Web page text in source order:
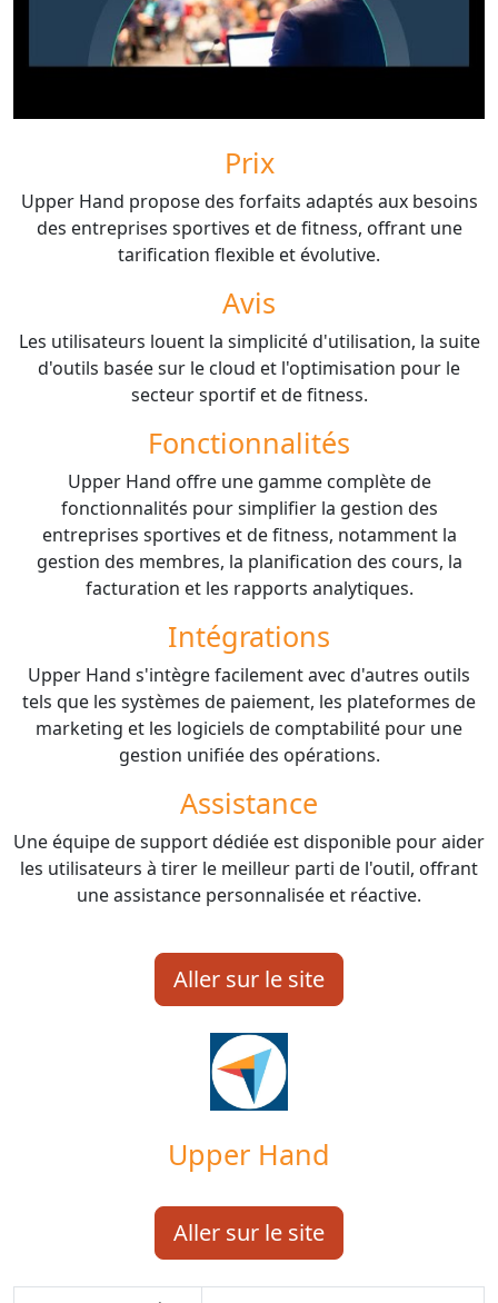
Prix
Upper Hand propose des forfaits adaptés aux besoins
des entreprises sportives et de fitness, offrant une
tarification flexible et évolutive.
Avis
Les utilisateurs louent la simplicité d'utilisation, la suite
d'outils basée sur le cloud et l'optimisation pour le
secteur sportif et de fitness.
Fonctionnalités
Upper Hand offre une gamme complète de
fonctionnalités pour simplifier la gestion des
entreprises sportives et de fitness, notamment la
gestion des membres, la planification des cours, la
facturation et les rapports analytiques.
Intégrations
Upper Hand s'intègre facilement avec d'autres outils
tels que les systèmes de paiement, les plateformes de
marketing et les logiciels de comptabilité pour une
gestion unifiée des opérations.
Assistance
Une équipe de support dédiée est disponible pour aider
les utilisateurs à tirer le meilleur parti de l'outil, offrant
une assistance personnalisée et réactive.
Aller sur le site
Upper Hand
Aller sur le site